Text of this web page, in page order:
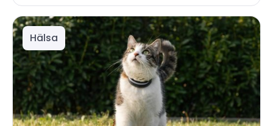
Hälsa